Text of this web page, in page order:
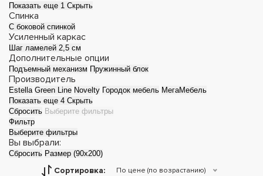
кровати
Показать еще 1 Скрыть
Спинка
С боковой спинкой
Усиленный каркас
Шаг ламелей 2,5 см
Дополнительные опции
Подъемный механизм Пружинный блок
Производитель
Estella Green Line Novelty Городок мебель МегаМебель
Показать еще 4 Скрыть
Сбросить Выберите фильтры
Фильтр
Выберите фильтры
Вы выбрали:
Сбросить Размер (90x200)
Сортировка: По цене (по возрастанию)